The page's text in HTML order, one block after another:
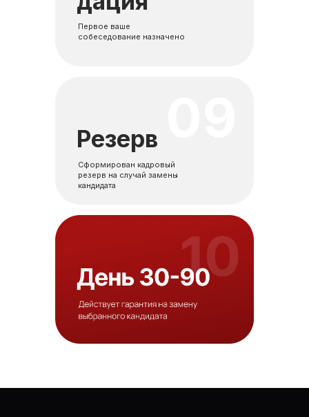
Первое ваше
собеседование назначено
Резерв
Сформирован кадровый
резерв на случай замены
кандидата